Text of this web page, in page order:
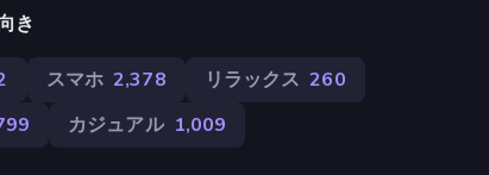
き
スマホ 2,378 リラックス 260
カジュアル 1,009